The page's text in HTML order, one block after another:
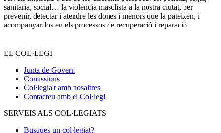
sanitària, social… la violència masclista a la nostra ciutat, per
prevenir, detectar i atendre les dones i menors que la pateixen, i
acompanyar-los en els processos de recuperació i reparació.
EL COL·LEGI
Junta de Govern
Comissions
Col·legia't amb nosaltres
Contacteu amb el Col·legi
SERVEIS ALS COL·LEGIATS
Busques un col·legiat?